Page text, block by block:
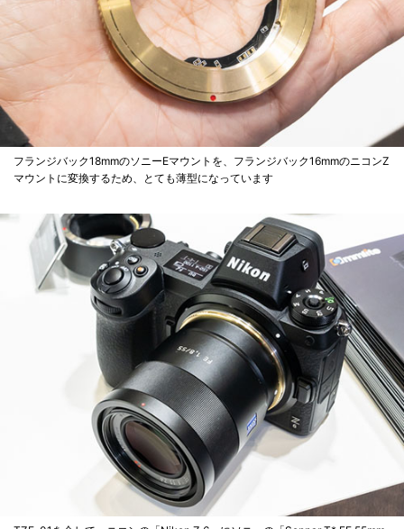
フランジバック18mmのソニーEマウントを、フランジバック16mmのニコンZ
マウントに変換するため、とても薄型になっています